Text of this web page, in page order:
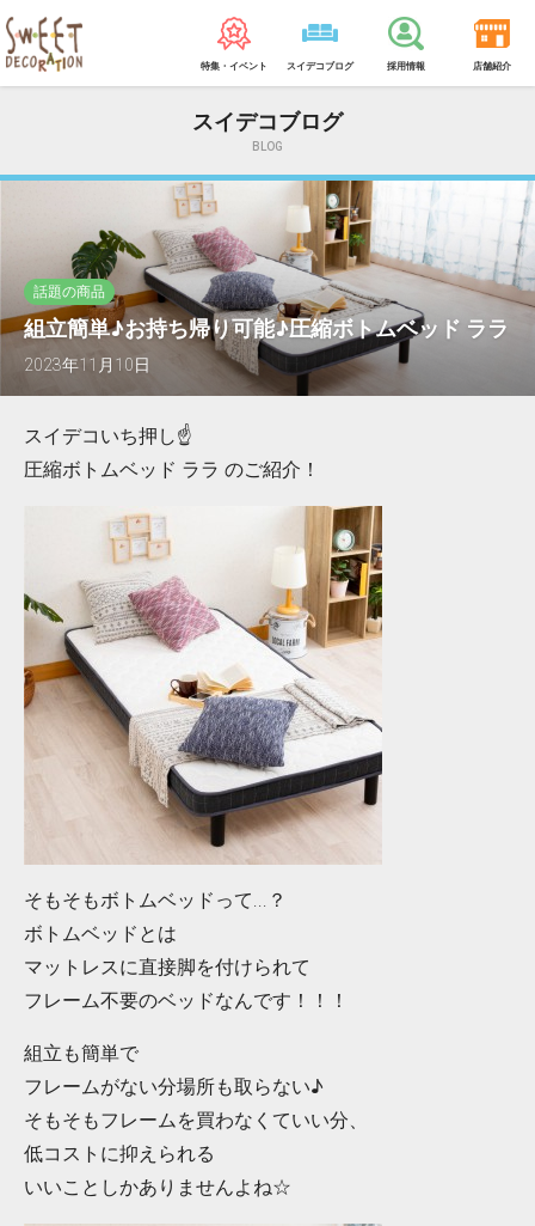
特集・イベント スイデコブログ 採用情報 店舗紹介
スイデコブログ
BLOG
話題の商品
組立簡単♪お持ち帰り可能♪圧縮ボトムベッド ララ
2023年11月10日
スイデコいち押し☝
圧縮ボトムベッド ララ のご紹介！
そもそもボトムベッドって...？
ボトムベッドとは
マットレスに直接脚を付けられて
フレーム不要のベッドなんです！！！
組立も簡単で
フレームがない分場所も取らない♪
そもそもフレームを買わなくていい分、
低コストに抑えられる
いいことしかありませんよね☆